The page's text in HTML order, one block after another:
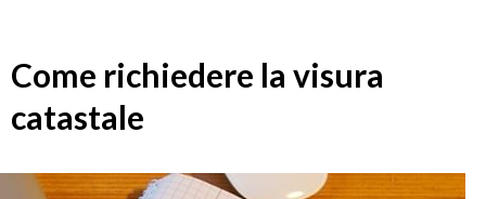
Come richiedere la visura
catastale